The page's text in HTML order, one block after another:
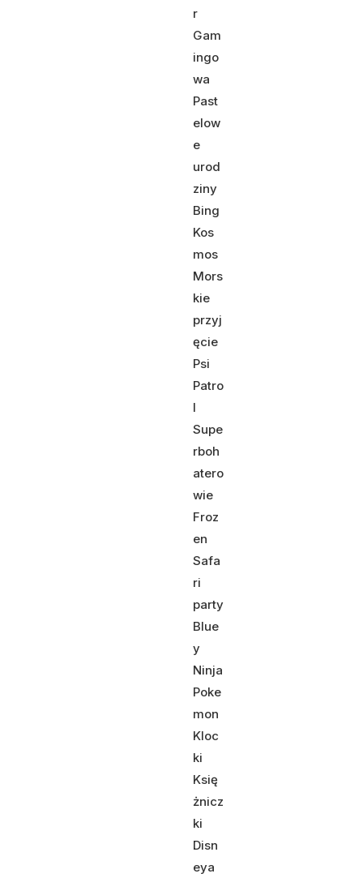
r
Gam
ingo
wa
Past
elow
e
urod
ziny
Bing
Kos
mos
Mors
kie
przyj
ęcie
Psi
Patro
l
Supe
rboh
atero
wie
Froz
en
Safa
ri
party
Blue
y
Ninja
Poke
mon
Kloc
ki
Księ
żnicz
ki
Disn
eya